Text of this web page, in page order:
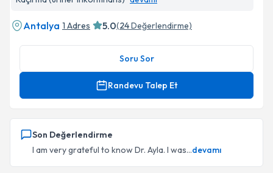
Antalya 1 Adres 5.0(24Değerlendirme)
Soru Sor
Randevu Talep Et
Son Değerlendirme
I am very grateful to know Dr. Ayla. I was...devamı